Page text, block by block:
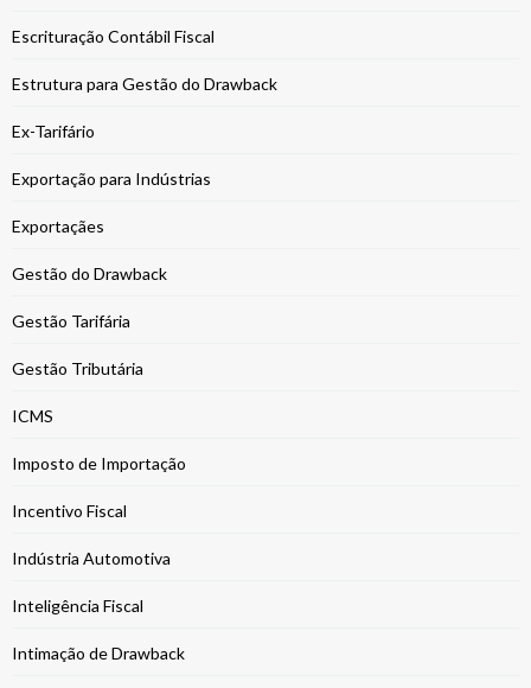
Escrituração Contábil Fiscal
Estrutura para Gestão do Drawback
Ex-Tarifário
Exportação para Indústrias
Exportaçães
Gestão do Drawback
Gestão Tarifária
Gestão Tributária
ICMS
Imposto de Importação
Incentivo Fiscal
Indústria Automotiva
Inteligência Fiscal
Intimação de Drawback